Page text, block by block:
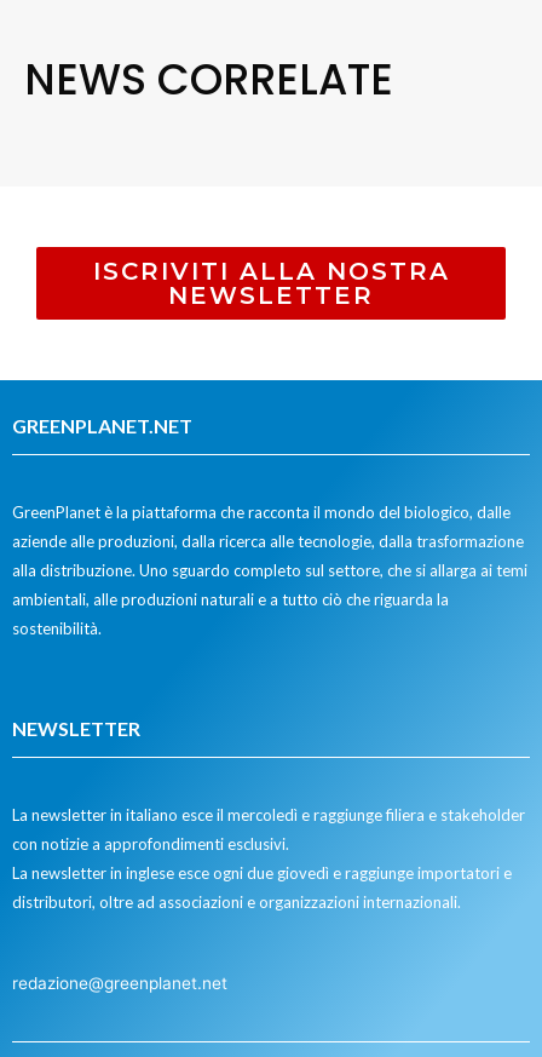
NEWS CORRELATE
ISCRIVITI ALLA NOSTRA
NEWSLETTER
GREENPLANET.NET
GreenPlanet è la piattaforma che racconta il mondo del biologico, dalle
aziende alle produzioni, dalla ricerca alle tecnologie, dalla trasformazione
alla distribuzione. Uno sguardo completo sul settore, che si allarga ai temi
ambientali, alle produzioni naturali e a tutto ciò che riguarda la
sostenibilità.
NEWSLETTER
La newsletter in italiano esce il mercoledì e raggiunge filiera e stakeholder
con notizie a approfondimenti esclusivi.
La newsletter in inglese esce ogni due giovedì e raggiunge importatori e
distributori, oltre ad associazioni e organizzazioni internazionali.
redazione@greenplanet.net